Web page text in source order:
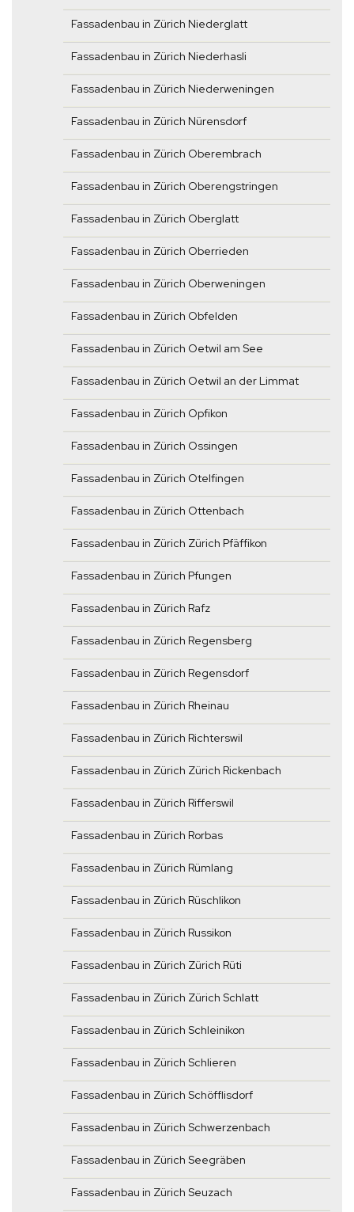
Fassadenbau in Zürich Niederglatt
Fassadenbau in Zürich Niederhasli
Fassadenbau in Zürich Niederweningen
Fassadenbau in Zürich Nürensdorf
Fassadenbau in Zürich Oberembrach
Fassadenbau in Zürich Oberengstringen
Fassadenbau in Zürich Oberglatt
Fassadenbau in Zürich Oberrieden
Fassadenbau in Zürich Oberweningen
Fassadenbau in Zürich Obfelden
Fassadenbau in Zürich Oetwil am See
Fassadenbau in Zürich Oetwil an der Limmat
Fassadenbau in Zürich Opfikon
Fassadenbau in Zürich Ossingen
Fassadenbau in Zürich Otelfingen
Fassadenbau in Zürich Ottenbach
Fassadenbau in Zürich Zürich Pfäffikon
Fassadenbau in Zürich Pfungen
Fassadenbau in Zürich Rafz
Fassadenbau in Zürich Regensberg
Fassadenbau in Zürich Regensdorf
Fassadenbau in Zürich Rheinau
Fassadenbau in Zürich Richterswil
Fassadenbau in Zürich Zürich Rickenbach
Fassadenbau in Zürich Rifferswil
Fassadenbau in Zürich Rorbas
Fassadenbau in Zürich Rümlang
Fassadenbau in Zürich Rüschlikon
Fassadenbau in Zürich Russikon
Fassadenbau in Zürich Zürich Rüti
Fassadenbau in Zürich Zürich Schlatt
Fassadenbau in Zürich Schleinikon
Fassadenbau in Zürich Schlieren
Fassadenbau in Zürich Schöfflisdorf
Fassadenbau in Zürich Schwerzenbach
Fassadenbau in Zürich Seegräben
Fassadenbau in Zürich Seuzach